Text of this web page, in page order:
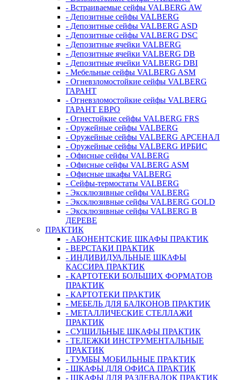
- Встраиваемые сейфы VALBERG AW
- Депозитные сейфы VALBERG
- Депозитные сейфы VALBERG ASD
- Депозитные сейфы VALBERG DSC
- Депозитные ячейки VALBERG
- Депозитные ячейки VALBERG DB
- Депозитные ячейки VALBERG DBI
- Мебельные сейфы VALBERG ASM
- Огневзломостойкие сейфы VALBERG
ГАРАНТ
- Огневзломостойкие сейфы VALBERG
ГАРАНТ ЕВРО
- Огнестойкие сейфы VALBERG FRS
- Оружейные сейфы VALBERG
- Оружейные сейфы VALBERG АРСЕНАЛ
- Оружейные сейфы VALBERG ИРБИС
- Офисные сейфы VALBERG
- Офисные сейфы VALBERG ASM
- Офисные шкафы VALBERG
- Сейфы-термостаты VALBERG
- Эксклюзивные сейфы VALBERG
- Эксклюзивные сейфы VALBERG GOLD
- Эксклюзивные сейфы VALBERG В
ДЕРЕВЕ
ПРАКТИК
- АБОНЕНТСКИЕ ШКАФЫ ПРАКТИК
- ВЕРСТАКИ ПРАКТИК
- ИНДИВИДУАЛЬНЫЕ ШКАФЫ
КАССИРА ПРАКТИК
- КАРТОТЕКИ БОЛЬШИХ ФОРМАТОВ
ПРАКТИК
- КАРТОТЕКИ ПРАКТИК
- МЕБЕЛЬ ДЛЯ БАЛКОНОВ ПРАКТИК
- МЕТАЛЛИЧЕСКИЕ СТЕЛЛАЖИ
ПРАКТИК
- СУШИЛЬНЫЕ ШКАФЫ ПРАКТИК
- ТЕЛЕЖКИ ИНСТРУМЕНТАЛЬНЫЕ
ПРАКТИК
- ТУМБЫ МОБИЛЬНЫЕ ПРАКТИК
- ШКАФЫ ДЛЯ ОФИСА ПРАКТИК
- ШКАФЫ ДЛЯ РАЗДЕВАЛОК ПРАКТИК